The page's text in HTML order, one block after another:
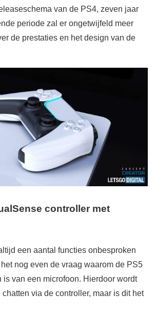
van de PS4, zeven jaar
periode zal er ongetwijfeld meer
de prestaties en het design van de
controller met
een aantal functies onbesproken
nog even de vraag waarom de PS5
is van een microfoon. Hierdoor wordt
chatten via de controller, maar is dit het